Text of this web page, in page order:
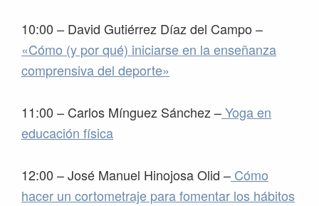
10:00 – David Gutiérrez Díaz del Campo –
«Cómo (y por qué) iniciarse en la enseñanza
comprensiva del deporte»
11:00 – Carlos Mínguez Sánchez –Yoga en
educación física
12:00 – José Manuel Hinojosa Olid – Cómo
hacer un cortometraje para fomentar los hábitos